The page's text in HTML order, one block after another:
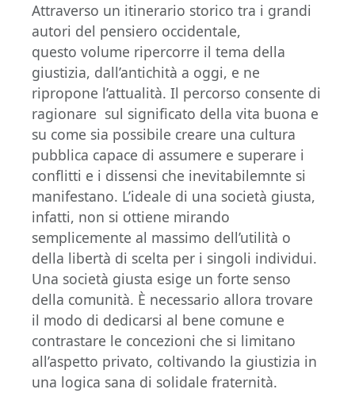
Attraverso un itinerario storico tra i grandi
autori del pensiero occidentale,
questo volume ripercorre il tema della
giustizia, dall’antichità a oggi, e ne
ripropone l’attualità. Il percorso consente di
ragionare sul significato della vita buona e
su come sia possibile creare una cultura
pubblica capace di assumere e superare i
conflitti e i dissensi che inevitabilemnte si
manifestano. L’ideale di una società giusta,
infatti, non si ottiene mirando
semplicemente al massimo dell’utilità o
della libertà di scelta per i singoli individui.
Una società giusta esige un forte senso
della comunità. È necessario allora trovare
il modo di dedicarsi al bene comune e
contrastare le concezioni che si limitano
all’aspetto privato, coltivando la giustizia in
una logica sana di solidale fraternità.